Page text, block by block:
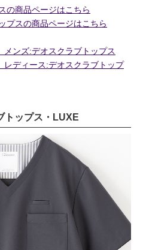
の商品ページはこちら
プスの商品ページはこちら
メンズ:デオスクラブトップス
レディース:デオスクラブトップ
トップス・LUXE